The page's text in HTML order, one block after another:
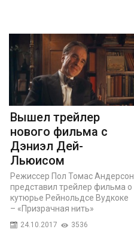
Вышел трейлер
нового фильма с
Дэниэл Дей-
Льюисом
Режиссер Пол Томас Андерсон
представил трейлер фильма о
кутюрье Рейнольдсе Вудкоке
– «Призрачная нить»
24.10.2017 3536